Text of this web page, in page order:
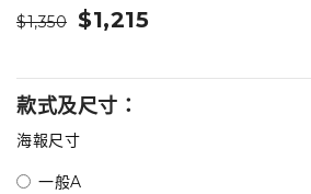
$1,350 $1,215
款式及尺寸：
海報尺寸
一般A